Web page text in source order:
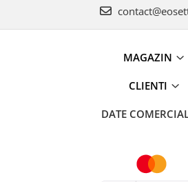
MAGAZIN
CLIENTI
DATE